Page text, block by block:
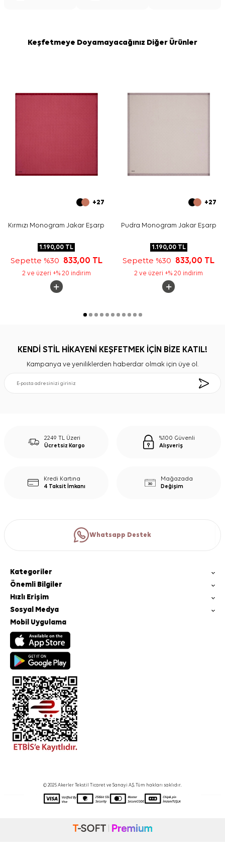
Keşfetmeye Doyamayacağınız Diğer Ürünler
+27
Kırmızı Monogram Jakar Eşarp
1.190,00 TL
Sepette %30 833,00 TL
2 ve üzeri +% 20 indirim
+27
Pudra Monogram Jakar Eşarp
1.190,00TL
Sepette %30 833,00 TL
2 ve üzeri +% 20 indirim
KENDİ STİL HİKAYENİ KEŞFETMEK İÇİN BİZE KATIL!
Kampanya ve yeniliklerden haberdar olmak için üye ol.
2249 TL Üzeri
Ücretsiz Kargo
%100 Güvenli
Alışveriş
Kredi Kartına
4 Taksit İmkanı
Mağazada
Değişim
Whatsapp Destek
Kategoriler
Önemli Bilgiler
Hızlı Erişim
Sosyal Medya
Mobil Uygulama
© 2025 Akerler Tekstil Ticaret ve Sanayi A.Ş. Tüm hakları saklıdır.